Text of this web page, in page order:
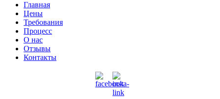
Главная
Цены
Требования
Процесс
О нас
Отзывы
Контакты